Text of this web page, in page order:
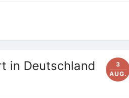
in Deutschland
3
AUG.